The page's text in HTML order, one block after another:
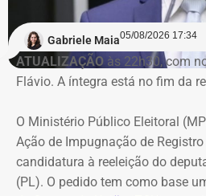
judicial deixou de cumprir sua
recuperação da empresa.
Refit não teria
pagamentos
O governo também sustenta que
Refit descumpriram o
Gabriele Maia05/08/2026 17:34
ATUALIZAÇÃO às 22h30, com
Flávio. A íntegra está no fim da
O Ministério Público Eleitoral
Ação de Impugnação de
candidatura à reeleição do
(PL). O pedido tem como base